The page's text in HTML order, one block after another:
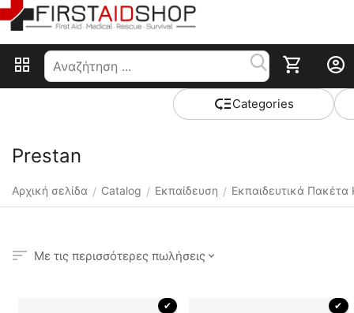
Сategories
Prestan
Αρχική σελίδα / Catalog / Εκπαίδευση / Εκπαιδευτικά
Με τις περισσότερες πωλήσεις
✔ ✔